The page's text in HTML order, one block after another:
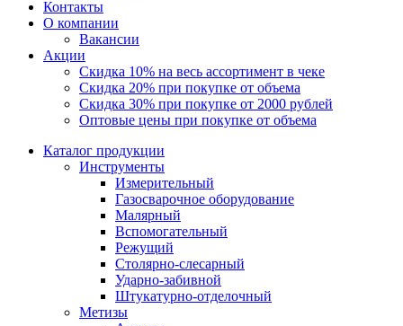
Контакты
О компании
Вакансии
Акции
Скидка 10% на весь ассортимент в чеке
Скидка 20% при покупке от объема
Скидка 30% при покупке от 2000 рублей
Оптовые цены при покупке от объема
Каталог продукции
Инструменты
Измерительный
Газосварочное оборудование
Малярный
Вспомогательный
Режущий
Столярно-слесарный
Ударно-забивной
Штукатурно-отделочный
Метизы